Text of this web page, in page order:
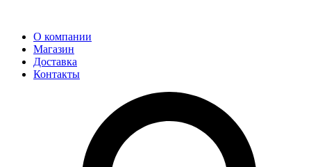
О компании
Магазин
Доставка
Контакты